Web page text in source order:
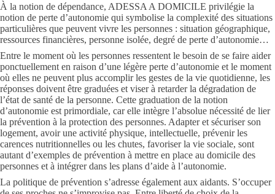
À la notion de dépendance, ADESSA A DOMICILE privilégie la
notion de perte d’autonomie qui symbolise la complexité des situations
particulières que peuvent vivre les personnes : situation géographique,
ressources financières, personne isolée, degré de perte d’autonomie…
Entre le moment où les personnes ressentent le besoin de se faire aider
ponctuellement en raison d’une légère perte d’autonomie et le moment
où elles ne peuvent plus accomplir les gestes de la vie quotidienne, les
réponses doivent être graduées et viser à retarder la dégradation de
l’état de santé de la personne. Cette graduation de la notion
d’autonomie est primordiale, car elle intègre l’absolue nécessité de lier
la prévention à la protection des personnes. Adapter et sécuriser son
logement, avoir une activité physique, intellectuelle, prévenir les
carences nutritionnelles ou les chutes, favoriser la vie sociale, sont
autant d’exemples de prévention à mettre en place au domicile des
personnes et à intégrer dans les plans d’aide à l’autonomie.
La politique de prévention s’adresse également aux aidants. S’occuper